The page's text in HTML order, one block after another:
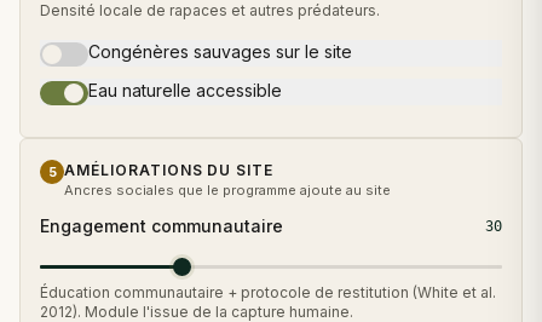
Densité locale de rapaces et autres prédateurs.
Congénères sauvages sur le site
Eau naturelle accessible
5 AMÉLIORATIONS DU SITE
Ancres sociales que le programme ajoute au site
Engagement communautaire 30
Éducation communautaire + protocole de restitution (White et al.
2012). Module l'issue de la capture humaine.